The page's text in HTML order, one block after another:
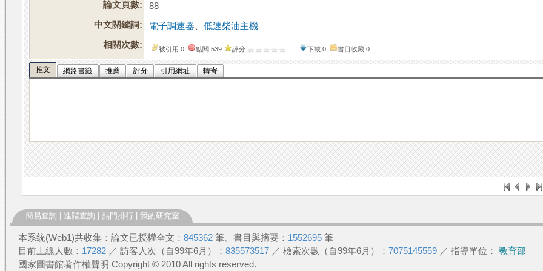
論文頁數:
88
中文關鍵詞:
電子調速器 、低速柴油主機
相關次數:
被引用:0 點閱:539 評分: 下載:0 書目收藏:0
推文 網路書籤 推薦 評分 引用網址 轉寄
簡易查詢 進階查詢 熱門排行 我的研究室
本系統(Web1)共收集：論文已授權全文： 845362 筆、書目與摘要： 1552695 筆
目前上線人數： 17282 ／ 訪客人次（自99年6月）： 835573517 ／ 檢索次數（自99年6月）： 7075145559 ／ 指導單位： 教育部
國家圖書館著作權聲明 Copyright © 2010 All rights reserved.